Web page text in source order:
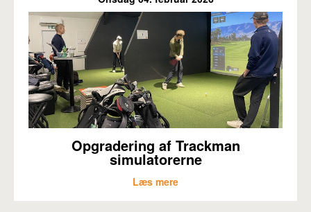
Opgradering af Trackman
simulatorerne
Læs mere